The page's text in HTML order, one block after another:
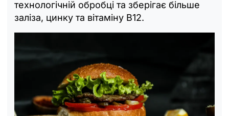
технологічній обробці та зберігає більше
заліза, цинку та вітаміну B12.